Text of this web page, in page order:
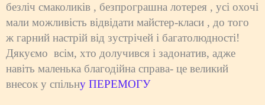
безліч смаколиків , безпрограшна лотерея , усі охочі
мали можливість відвідати майстер-класи , до того
ж гарний настрій від зустрічей і багатолюдності!
Дякуємо всім, хто долучився і задонатив, адже
навіть маленька благодійна справа- це великий
внесок у спільну ПЕРЕМОГУ